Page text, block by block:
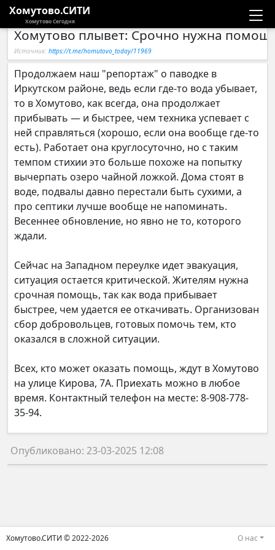
Хомутово.СИТИ
Хомутово Сегодня
Новости
Расписание автобусов
Галерея
Компании
Хомутово плывет: Срочно нужна
Источник: https://t.me/homutovo_today/11969
Продолжаем наш "репортаж" о паводке в
Иркутском районе, ведь если где-то вода убывает,
то в Хомутово, как всегда, она продолжает
прибывать — и быстрее, чем техника успевает с
ней справляться (хорошо, если она вообще где-то
есть). Работает она круглосуточно, но с таким
темпом стихии это больше похоже на попытку
вычерпать озеро чайной ложкой. Дома стоят в
воде, подвалы давно перестали быть сухими, а
про септики лучше вообще не напоминать.
Весеннее обновление, но явно не то, которого
ждали.
Сейчас на Западном переулке идет эвакуация,
ситуация остается критической. Жителям нужна
срочная помощь, так как вода прибывает
быстрее, чем удается ее откачивать. Организован
сбор добровольцев, готовых помочь тем, кто
оказался в сложной ситуации.
Всех, кто может оказать помощь, ждут в Хомутово
на улице Кирова, 7А. Приехать можно в любое
время. Контактный телефон на месте: 8-908-778-
35-94.
Опубликовано: 23-03-2025 12:08
Хомутово.СИТИ © 2022-2026 О нас